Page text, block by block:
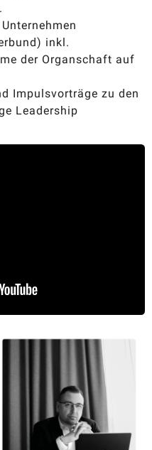
inkl.
der Organschaft auf
Impulsvorträge zu den
Leadership